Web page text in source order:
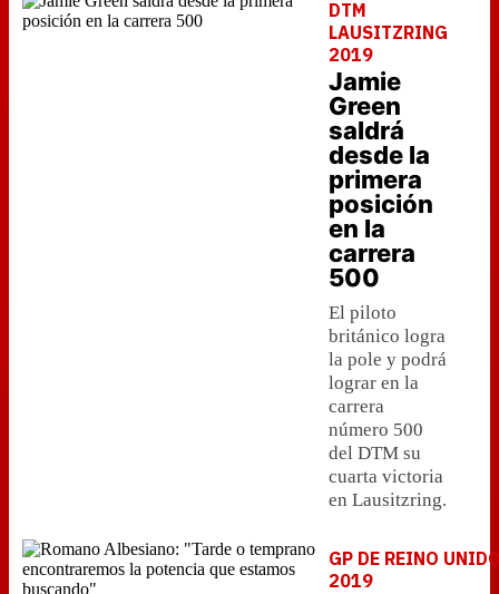
DTM
LAUSITZRING
2019
Jamie
Green
saldrá
desde la
primera
posición
en la
carrera
500
El piloto
británico logra
la pole y podrá
lograr en la
carrera
número 500
del DTM su
cuarta victoria
en Lausitzring.
GP DE REINO
2019